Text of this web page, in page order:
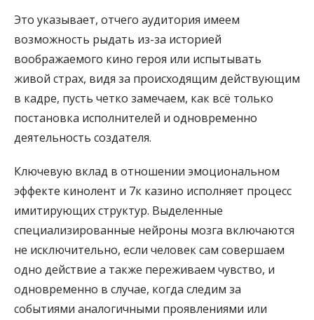
Это указывает, отчего аудитория имеем
возможность рыдать из-за историей
воображаемого кино героя или испытывать
живой страх, видя за происходящим действующим
в кадре, пусть четко замечаем, как всё только
постановка исполнителей и одновременно
деятельность создателя.
Ключевую вклад в отношении эмоциональном
эффекте кинолент и 7к казино исполняет процесс
имитирующих структур. Выделенные
специализированные нейроны мозга включаются
не исключительно, если человек сам совершаем
одно действие а также переживаем чувство, и
одновременно в случае, когда следим за
событиями аналогичными проявлениями или